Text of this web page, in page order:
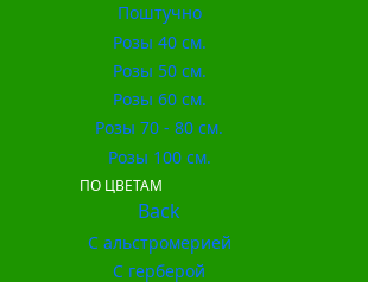
Поштучно
Розы 40 см.
Розы 50 см.
Розы 60 см.
Розы 70 - 80 см.
Розы 100 см.
ПО ЦВЕТАМ
Back
С альстромерией
С герберой